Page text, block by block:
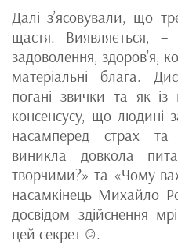
Далі з’ясовували, що
щастя. Виявляється,
задоволення, здоров’я,
матеріальні блага.
погані звички та як
консенсусу, що людині
насамперед страх
виникла довкола
творчими?» та «Чому
насамкінець Михайло
досвідом здійснення
цей секрет ☺.